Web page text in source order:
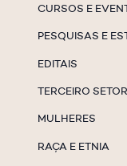
CURSOS E
PESQUISAS E
EDITAIS
TERCEIRO SETOR
MULHERES
RAÇA E ETNIA